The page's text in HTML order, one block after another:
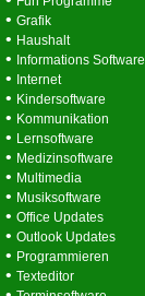
• Grafik
• Haushalt
• Informations Software
• Internet
• Kindersoftware
• Kommunikation
• Lernsoftware
• Medizinsoftware
• Multimedia
• Musiksoftware
• Office Updates
• Outlook Updates
• Programmieren
• Texteditor